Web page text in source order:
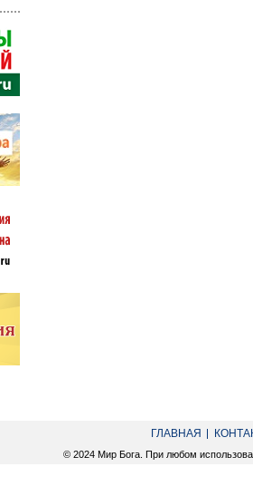
ГЛАВНАЯ
© 2024 Мир Бога. При любом